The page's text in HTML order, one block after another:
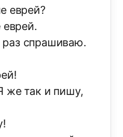
еврей?
спрашиваю.
же так и пишу,